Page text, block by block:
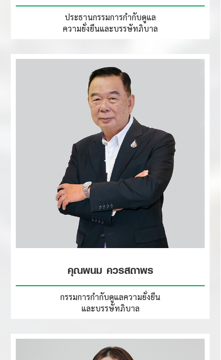
ประธานกรรมการกำกับดูแล
ความยั่งยืนและบรรษัทภิบาล
คุณพนม ควรสถาพร
กรรมการกำกับดูแลความยั่งยืน
และบรรษัทภิบาล